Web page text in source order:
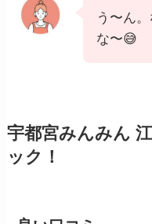
う〜ん
な〜😅
宇都宮みんみん
ック！